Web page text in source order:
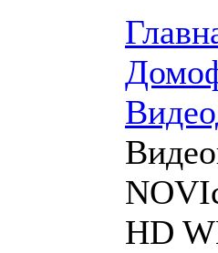
HD